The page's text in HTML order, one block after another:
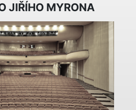
JIŘÍHO MYRONA